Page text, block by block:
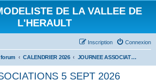
DE LA VALLEE DE
L'HERAULT
Connexion
Inscription
CALENDRIER 2026 JOURNEE ASSOCIATIONS 5 SEPT 2026
5 SEPT 2026